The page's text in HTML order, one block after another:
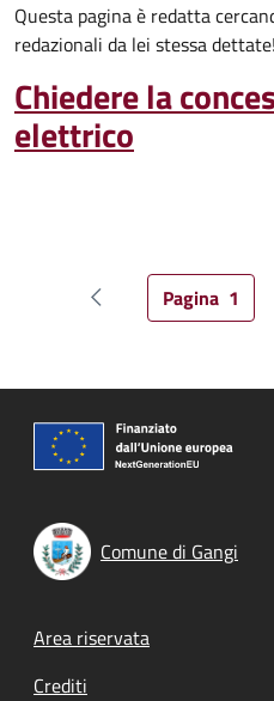
Questa pagina è redatta
redazionali da lei stessa dettate!
Chiedere la
elettrico
Pagina precedente
Pagina
Pagina 1
Comune di Gangi
Footer menu
Area riservata
Crediti